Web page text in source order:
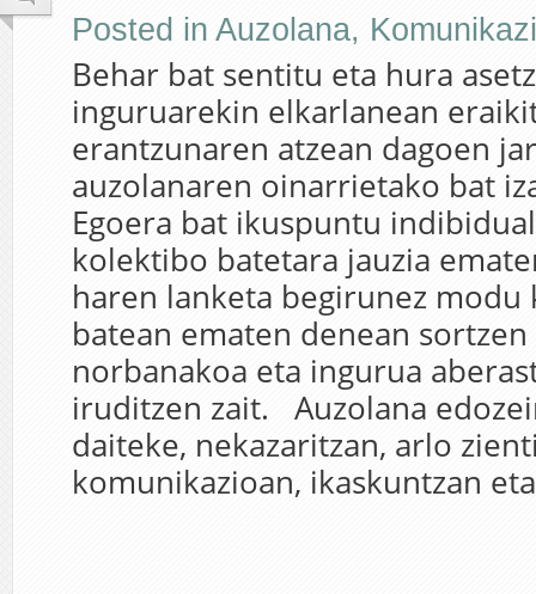
Posted in Auzolana,
Behar bat sentitu eta hura
inguruarekin elkarlanean
erantzunaren atzean dagoen
auzolanaren oinarrietako bat
Egoera bat ikuspuntu
kolektibo batetara jauzia
haren lanketa begirunez
batean ematen denean
norbanakoa eta ingurua
iruditzen zait. Auzolana
daiteke, nekazaritzan, arlo
komunikazioan, ikaskuntzan